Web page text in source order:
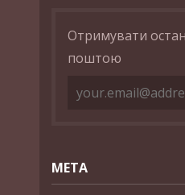
Отримувати
поштою
МЕТА